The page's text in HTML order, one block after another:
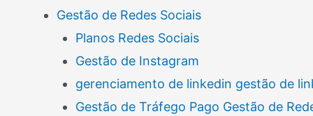
Gestão de Redes Sociais
Planos Redes Sociais
Gestão de Instagram
gerenciamento de linkedin gestão de
Gestão de Tráfego Pago Gestão de